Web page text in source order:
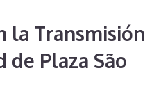
la Transmisión
de Plaza São